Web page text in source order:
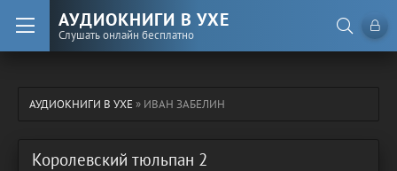
АУДИОКНИГИ В УХЕ
Слушать онлайн бесплатно
АУДИОКНИГИ В УХЕ» ИВАН ЗАБЕЛИН
Королевский тюльпан 2